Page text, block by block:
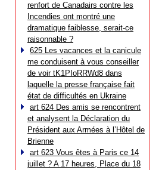
renfort de Canadairs contre les
Incendies ont montré une
dramatique faiblesse, serait-ce
raisonnable ?
625 Les vacances et la canicule
me conduisent à vous conseiller
de voir tK1PIoRRWd8 dans
laquelle la presse française fait
état de difficultés en Ukraine
art 624 Des amis se rencontrent
et analysent la Déclaration du
Président aux Armées à l’Hôtel de
Brienne
art 623 Vous êtes à Paris ce 14
juillet ? A 17 heures, Place du 18